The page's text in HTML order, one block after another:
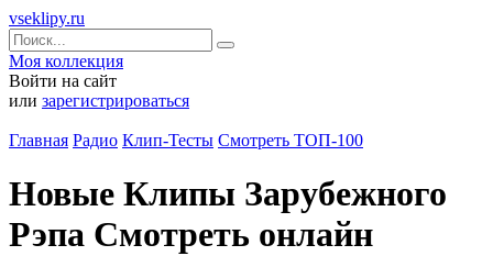
vseklipy.ru
Моя коллекция
Войти на сайт
или зарегистрироваться
Главная Радио Клип-Тесты Смотреть ТОП-100
Новые Клипы Зарубежного
Рэпа Смотреть онлайн